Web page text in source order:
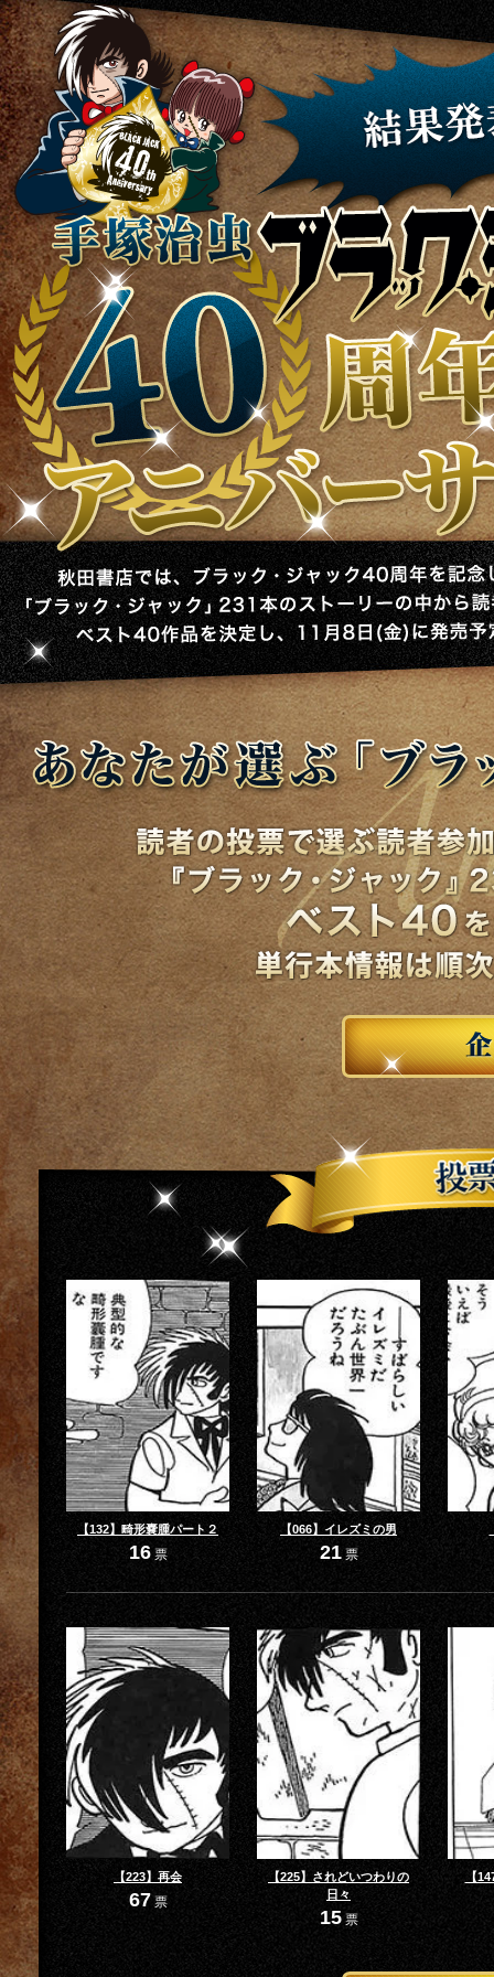
秋田書店が総力を挙げて贈る!!
秋田書店では、ブラック・ジャック40周年を記念して、「ブラック・ジャック
リーの中から読者の投票でベスト40作品を決定し、11月8日(金)に発売予定！
『あなたが選ぶ「ブラック・ジャック」ベスト40』
読者の投票で選ぶ読者参加のB・Jベストセレクション!!「
本化!! あなたの好きなストーリーを1日1回投票して本にしよ
企画紹介
「ブラック・ジャック」作品リスト
【132】畸形嚢腫パート２
16票
【066】イレズミの男
21票
【223】再会
67 票
【225】されどいつわりの
日々
15票
【